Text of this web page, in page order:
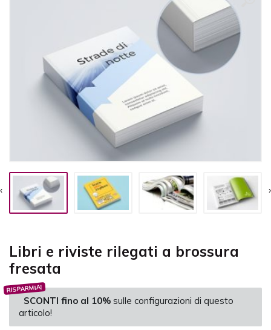
‹ ›
Libri e riviste rilegati a brossura
fresata
RISPARMIA!
SCONTI fino al 10% sulle configurazioni di questo
articolo!